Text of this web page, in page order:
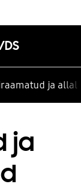
ja
ja